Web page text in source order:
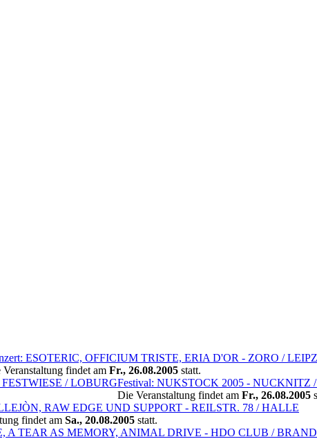
ESOTERIC, OFFICIUM TRISTE, ERIA D'OR - ZORO /
Veranstaltung findet am Fr., 26.08.2005 statt.
/ LOBURGFestival: NUKSTOCK 2005 - NUCKNITZ
Die Veranstaltung findet am Fr., 26.08.2005
RAW EDGE UND SUPPORT - REILSTR. 78 / HALLE
findet am Sa., 20.08.2005 statt.
A TEAR AS MEMORY, ANIMAL DRIVE - HDO CLUB /